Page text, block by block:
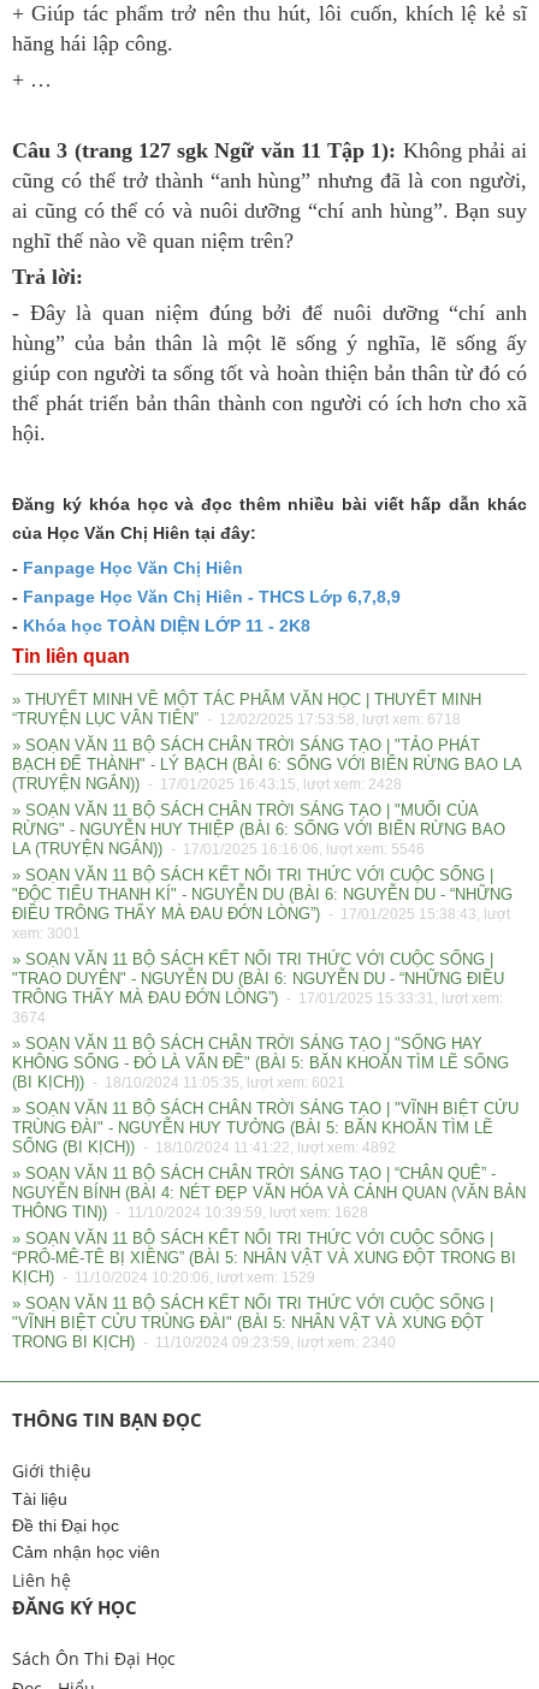
+ Giúp tác phẩm trở nên thu hút, lôi cuốn, khích lệ kẻ sĩ
hăng hái lập công.
+ …
Câu 3 (trang 127 sgk Ngữ văn 11 Tập 1): Không phải ai
cũng có thể trở thành “anh hùng” nhưng đã là con người,
ai cũng có thể có và nuôi dưỡng “chí anh hùng”. Bạn suy
nghĩ thế nào về quan niệm trên?
Trả lời:
- Đây là quan niệm đúng bởi để nuôi dưỡng “chí anh
hùng” của bản thân là một lẽ sống ý nghĩa, lẽ sống ấy
giúp con người ta sống tốt và hoàn thiện bản thân từ đó có
thể phát triển bản thân thành con người có ích hơn cho xã
hội.
Đăng ký khóa học và đọc thêm nhiều bài viết hấp dẫn khác
của Học Văn Chị Hiên tại đây:
- Fanpage Học Văn Chị Hiên
- Fanpage Học Văn Chị Hiên - THCS Lớp 6,7,8,9
- Khóa học TOÀN DIỆN LỚP 11 - 2K8
Tin liên quan
» THUYẾT MINH VỀ MỘT TÁC PHẨM VĂN HỌC | THUYẾT MINH
“TRUYỆN LỤC VÂN TIÊN” - 12/02/2025 17:53:58, lượt xem: 6718
» SOẠN VĂN 11 BỘ SÁCH CHÂN TRỜI SÁNG TẠO | "TẢO PHÁT
BẠCH ĐẾ THÀNH" - LÝ BẠCH (BÀI 6: SỐNG VỚI BIỂN RỪNG BAO LA
(TRUYỆN NGẮN)) - 17/01/2025 16:43:15, lượt xem: 2428
» SOẠN VĂN 11 BỘ SÁCH CHÂN TRỜI SÁNG TẠO | "MUỐI CỦA
RỪNG" - NGUYỄN HUY THIỆP (BÀI 6: SỐNG VỚI BIỂN RỪNG BAO
LA (TRUYỆN NGẮN)) - 17/01/2025 16:16:06, lượt xem: 5546
» SOẠN VĂN 11 BỘ SÁCH KẾT NỐI TRI THỨC VỚI CUỘC SỐNG |
"ĐỘC TIỂU THANH KÍ" - NGUYỄN DU (BÀI 6: NGUYỄN DU - “NHỮNG
ĐIỀU TRÔNG THẤY MÀ ĐAU ĐỚN LÒNG”) - 17/01/2025 15:38:43, lượt
xem: 3001
» SOẠN VĂN 11 BỘ SÁCH KẾT NỐI TRI THỨC VỚI CUỘC SỐNG |
"TRAO DUYÊN" - NGUYỄN DU (BÀI 6: NGUYỄN DU - “NHỮNG ĐIỀU
TRÔNG THẤY MÀ ĐAU ĐỚN LÒNG”) - 17/01/2025 15:33:31, lượt xem:
3674
» SOẠN VĂN 11 BỘ SÁCH CHÂN TRỜI SÁNG TẠO | "SỐNG HAY
KHÔNG SỐNG - ĐÓ LÀ VẤN ĐỀ" (BÀI 5: BĂN KHOĂN TÌM LẼ SỐNG
(BI KỊCH)) - 18/10/2024 11:05:35, lượt xem: 6021
» SOẠN VĂN 11 BỘ SÁCH CHÂN TRỜI SÁNG TẠO | "VĨNH BIỆT CỬU
TRÙNG ĐÀI" - NGUYỄN HUY TƯỞNG (BÀI 5: BĂN KHOĂN TÌM LẼ
SỐNG (BI KỊCH)) - 18/10/2024 11:41:22, lượt xem: 4892
» SOẠN VĂN 11 BỘ SÁCH CHÂN TRỜI SÁNG TẠO | “CHÂN QUÊ” -
NGUYỄN BÍNH (BÀI 4: NÉT ĐẸP VĂN HÓA VÀ CẢNH QUAN (VĂN BẢN
THÔNG TIN)) - 11/10/2024 10:39:59, lượt xem: 1628
» SOẠN VĂN 11 BỘ SÁCH KẾT NỐI TRI THỨC VỚI CUỘC SỐNG |
“PRÔ-MÊ-TÊ BỊ XIỀNG” (BÀI 5: NHÂN VẬT VÀ XUNG ĐỘT TRONG BI
KỊCH) - 11/10/2024 10:20:06, lượt xem: 1529
» SOẠN VĂN 11 BỘ SÁCH KẾT NỐI TRI THỨC VỚI CUỘC SỐNG |
"VĨNH BIỆT CỬU TRÙNG ĐÀI" (BÀI 5: NHÂN VẬT VÀ XUNG ĐỘT
TRONG BI KỊCH) - 11/10/2024 09:23:59, lượt xem: 2340
THÔNG TIN BẠN ĐỌC
Giới thiệu
Tài liệu
Đề thi Đại học
Cảm nhận học viên
Liên hệ
ĐĂNG KÝ HỌC
Sách Ôn Thi Đại Học